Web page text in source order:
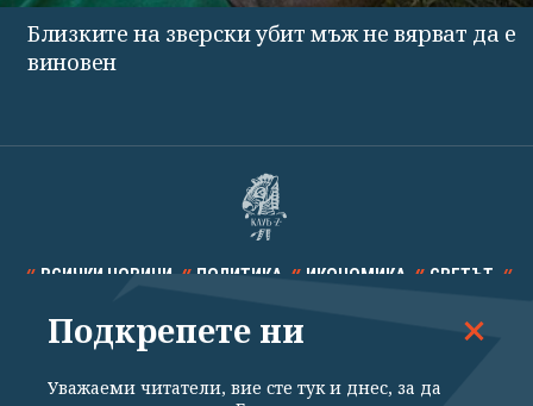
Близките на зверски убит мъж не вярват да е
виновен
ВСИЧКИ НОВИНИ ПОЛИТИКА ИКОНОМИКА СВЕТЪТ
СПОРТ КУЛТУРА ТЕХНОЛОГИИ КАЛЕЙДОСКОП
Подкрепете ни
Уважаеми читатели, вие сте тук и днес, за да